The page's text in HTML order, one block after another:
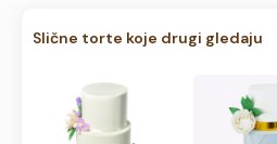
Slične torte koje drugi gledaju